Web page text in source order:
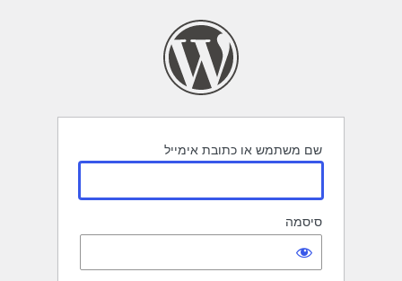
שם משתמש או כתובת אימייל
סיסמה